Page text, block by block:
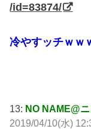
/id=83874/
冷やすッチｗｗ
13: NO NAME@
2019/04/10(水)